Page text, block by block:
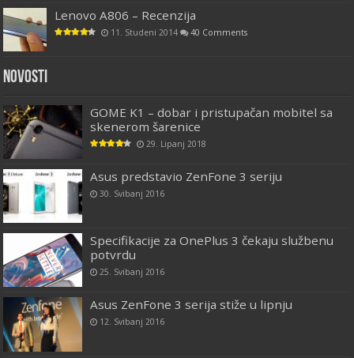
Lenovo A806 – Recenzija
11. Studeni 2014 40 Comments
Novosti
GOME K1 – dobar i pristupačan mobitel sa
skenerom šarenice
29. Lipanj 2018
Asus predstavio ZenFone 3 seriju
30. Svibanj 2016
Specifikacije za OnePlus 3 čekaju službenu
potvrdu
25. Svibanj 2016
Asus ZenFone 3 serija stiže u lipnju
12. Svibanj 2016